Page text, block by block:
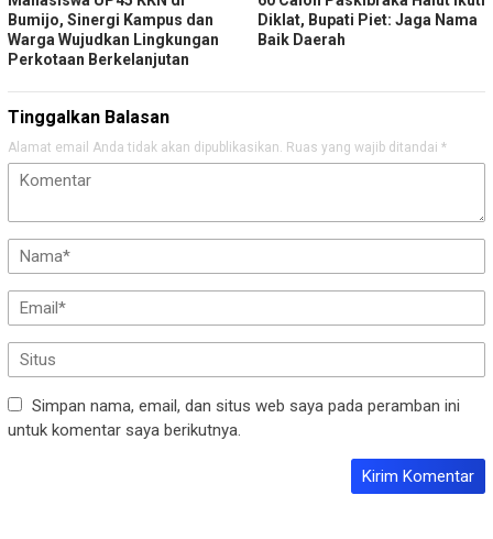
Bumijo, Sinergi Kampus dan
Warga Wujudkan Lingkungan
Perkotaan Berkelanjutan
Diklat, Bupati Piet: Jaga Nama
Baik Daerah
Tinggalkan Balasan
Alamat email Anda tidak akan dipublikasikan. Ruas yang wajib ditandai *
Simpan nama, email, dan situs web saya pada peramban ini
untuk komentar saya berikutnya.